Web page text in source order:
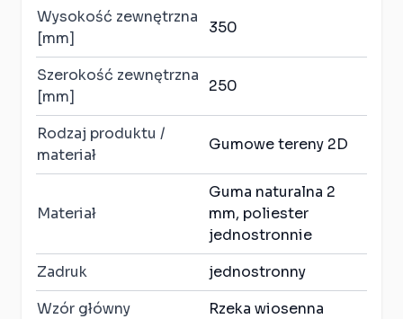
Wysokość zewnętrzna
[mm]
350
Szerokość zewnętrzna
[mm]
250
Rodzaj produktu /
materiał
Gumowe tereny 2D
Materiał
Guma naturalna 2
mm, poliester
jednostronnie
Zadruk
jednostronny
Wzór główny
Rzeka wiosenna